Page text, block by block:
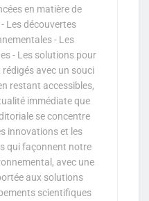
en matière de
Les découvertes
- Les
- Les solutions pour
avec un souci
restant accessibles,
immédiate que
se concentre
innovations et les
qui façonnent notre
avec une
aux solutions
scientifiques